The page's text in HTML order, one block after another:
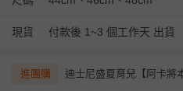
現貨 付款後 1~3 個工作天 出貨
進團購 迪士尼盛夏育兒【阿卡將